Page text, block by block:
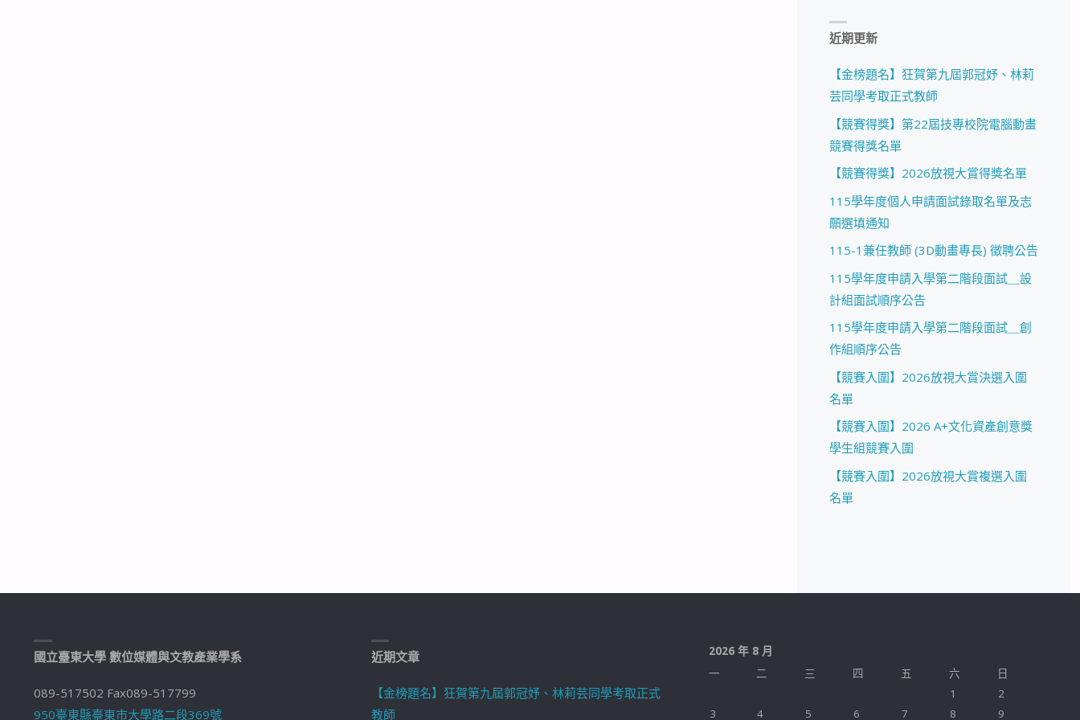
近期更新
【金榜題名】狂賀第九屆郭冠妤、林莉
芸同學考取正式教師
【競賽得獎】第22屆技專校院電腦動畫
競賽得獎名單
【競賽得獎】2026放視大賞得獎名單
115學年度個人申請面試錄取名單及志
願選填通知
115-1兼任教師 (3D動畫專長) 徵聘公告
115學年度申請入學第二階段面試＿設
計組面試順序公告
115學年度申請入學第二階段面試＿創
作組順序公告
【競賽入圍】2026放視大賞決選入圍
名單
【競賽入圍】2026 A+文化資產創意獎
學生組競賽入圍
【競賽入圍】2026放視大賞複選入圍
名單
國立臺東大學 數位媒體與文教產業學系
089-517502 Fax089-517799
950臺東縣臺東市大學路二段369號
近期文章
【金榜題名】狂賀第九屆郭冠妤、林莉芸同學考取正式
教師
2026 年 8 月
一
二 三 四 五 六
日
1
2
3
4 5 6 7 8 9